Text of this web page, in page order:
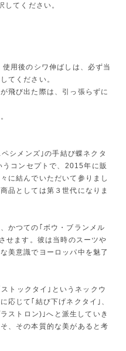
てください。
用後のシワ伸ばしは、必ず当
てください。
飛び出た際は、引っ張らずに
シメンズ｣の手結び蝶ネクタ
コンセプトで、2015年に販
に結んでいただいて参りまし
品としては第３世代になりま
かつての｢ボウ・ブランメル
ます。彼は当時のスーツや
美意識でヨーロッパ中を魅了
トックタイ｣というネックウ
応じて｢結び下げネクタイ｣、
ストロン)｣へと派生していき
、その本質的な美があると考